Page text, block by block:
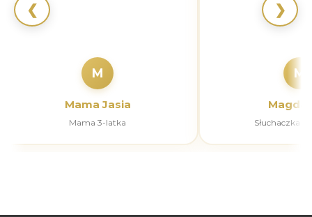
❮
M
Mama Jasia
Mama 3-latka
M
Słuchaczka
❯